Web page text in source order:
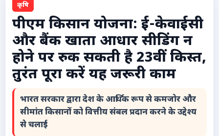
लाइफस्टाइल
वायरल
स्पेशल
विशेष लेख
कृषि
पीएम किसान योजना: ई-केवाईसी
और बैंक खाता आधार सीडिंग न
होने पर रुक सकती है 23वीं किस्त,
तुरंत पूरा करें यह जरूरी काम
भारत सरकार द्वारा देश के आर्थिक रूप से कमजोर और
सीमांत किसानों को वित्तीय संबल प्रदान करने के उद्देश्य
से चलाई